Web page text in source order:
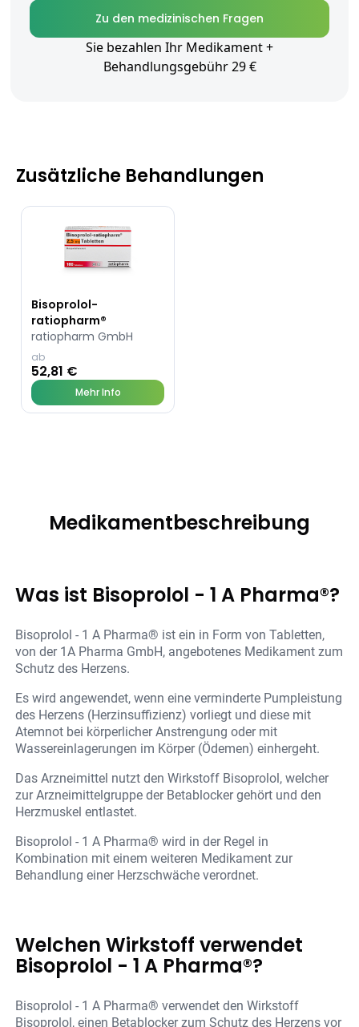
Zu den medizinischen Fragen
Sie bezahlen Ihr Medikament +
Behandlungsgebühr 29 €
Zusätzliche Behandlungen
Bisoprolol-
ratiopharm®
ratiopharm GmbH
ab
52,81 €
Mehr Info
Medikamentbeschreibung
Was ist Bisoprolol - 1 A Pharma®?
Bisoprolol - 1 A Pharma® ist ein in Form von Tabletten,
von der 1A Pharma GmbH, angebotenes Medikament zum
Schutz des Herzens.
Es wird angewendet, wenn eine verminderte Pumpleistung
des Herzens (Herzinsuffizienz) vorliegt und diese mit
Atemnot bei körperlicher Anstrengung oder mit
Wassereinlagerungen im Körper (Ödemen) einhergeht.
Das Arzneimittel nutzt den Wirkstoff Bisoprolol, welcher
zur Arzneimittelgruppe der Betablocker gehört und den
Herzmuskel entlastet.
Bisoprolol - 1 A Pharma® wird in der Regel in
Kombination mit einem weiteren Medikament zur
Behandlung einer Herzschwäche verordnet.
Welchen Wirkstoff verwendet
Bisoprolol - 1 A Pharma®?
Bisoprolol - 1 A Pharma® verwendet den Wirkstoff
Bisoprolol, einen Betablocker zum Schutz des Herzens vor